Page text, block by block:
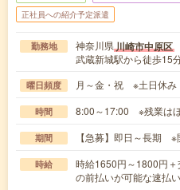
正社員への紹介予定派遣
勤務地 神奈川県川崎市中原区
武蔵新城駅から徒歩15
曜日頻度 月～金・祝 ※土日休み
時間 8:00～17:00 ※残業はほ
期間 【急募】即日～長期 ※
時給
時給1650円～1800円
の前払いが可能な速払